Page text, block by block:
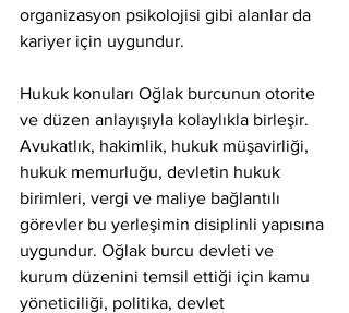
organizasyon psikolojisi gibi alanlar da
kariyer için uygundur.
Hukuk konuları Oğlak burcunun otorite
ve düzen anlayışıyla kolaylıkla birleşir.
Avukatlık, hakimlik, hukuk müşavirliği,
hukuk memurluğu, devletin hukuk
birimleri, vergi ve maliye bağlantılı
görevler bu yerleşimin disiplinli yapısına
uygundur. Oğlak burcu devleti ve
kurum düzenini temsil ettiği için kamu
yöneticiliği, politika, devlet